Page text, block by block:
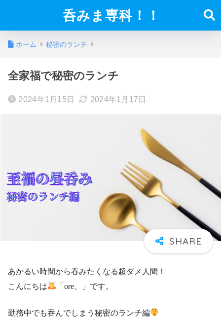
呑みま専科！！
ホーム 秘密のランチ
全家福で秘密のランチ
2024年1月15日 2024年1月17日
あかるい時間から吞みたくなる超ダメ人間！
こんにちは
「ore、」です。
勤務中でも吞んでしまう秘密のランチ編